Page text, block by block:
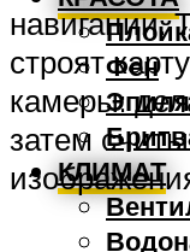
Фен
КЛИМАТ
навигации.
строят
камеры:
затем